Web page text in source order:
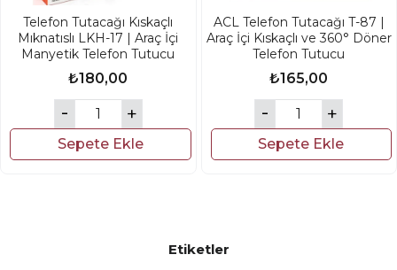
Telefon Tutacağı Kıskaçlı
Mıknatıslı LKH-17 | Araç İçi
Manyetik Telefon Tutucu
₺180,00
Sepete Ekle
ACL Telefon Tutacağı T-87 |
Araç İçi Kıskaçlı ve 360° Döner
Telefon Tutucu
₺165,00
Sepete Ekle
Etiketler